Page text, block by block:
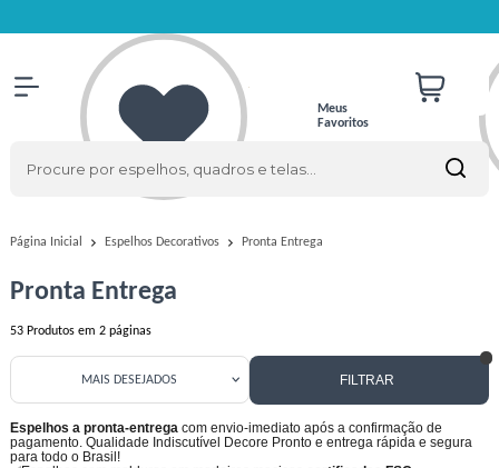
Meus
Favoritos
Página Inicial Espelhos Decorativos Pronta Entrega
Pronta Entrega
53 Produtos em 2 páginas
FILTRAR
MAIS DESEJADOS
Espelhos a pronta-entrega com envio-imediato após a confirmação de
pagamento. Qualidade Indiscutível Decore Pronto e entrega rápida e segura
para todo o Brasil!